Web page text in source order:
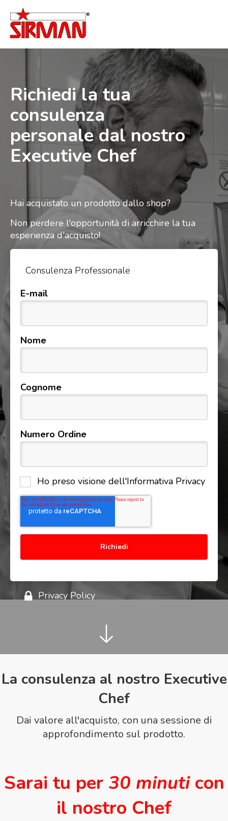
Richiedi la tua
consulenza
personaledal nostro
Executive Chef
Hai acquistato un prodotto dallo shop?
Non perdere l'opportunità di arricchire la tua
esperienza d'acquisto!
Consulenza Professionale
E-mail
Nome
Cognome
Numero Ordine
Ho preso visione dell'Informativa Privacy
Privacy Policy
La consulenza al nostro Executive
Chef
Dai valore all'acquisto, con una sessione di
approfondimento sul prodotto.
Sarai tu per30 minuticon
il nostro Chef